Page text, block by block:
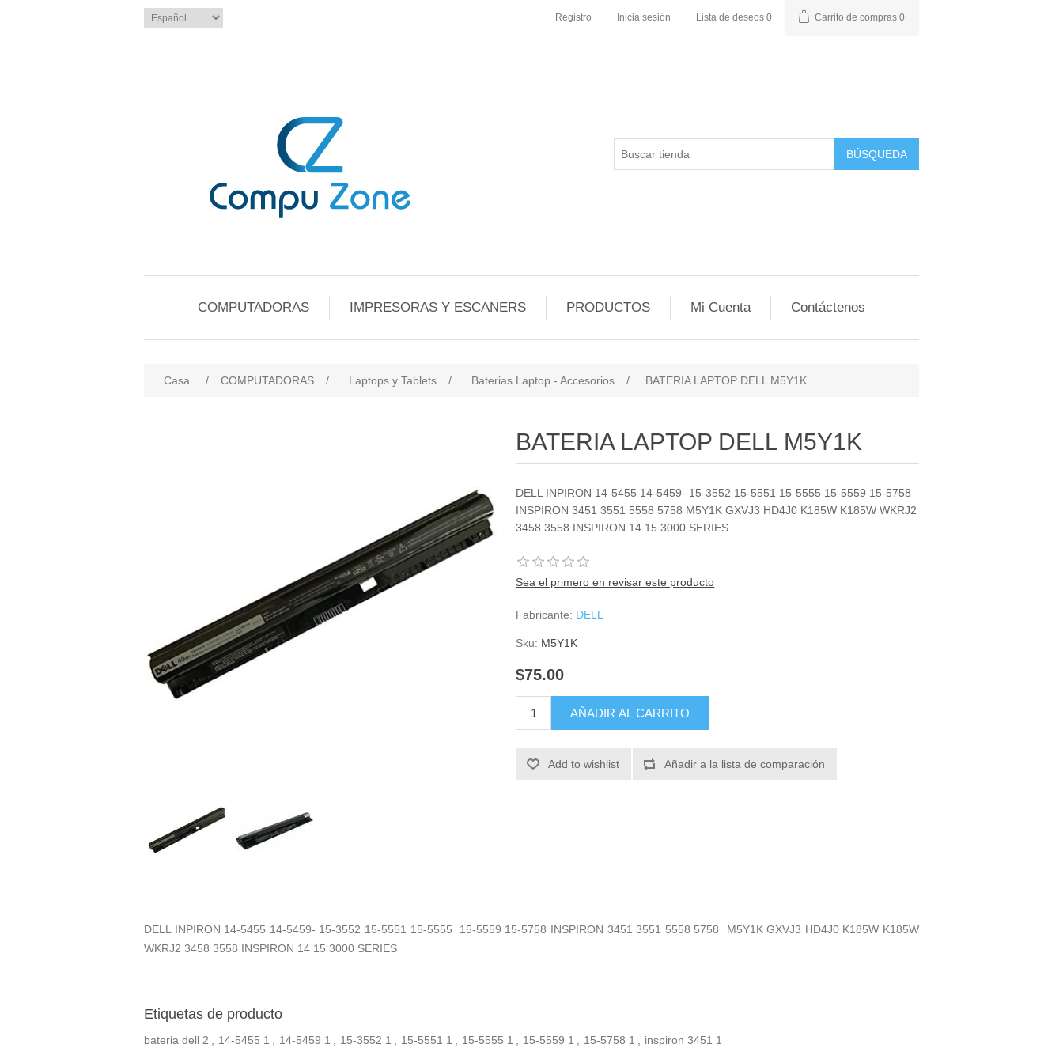
Registro Inicia sesión Lista de deseos 0 Carrito de compras 0
BÚSQUEDA
COMPUTADORAS IMPRESORAS Y ESCANERS PRODUCTOS Mi Cuenta Contáctenos
Casa / COMPUTADORAS / Laptops y Tablets / Baterias Laptop - Accesorios / BATERIA LAPTOP DELL M5Y1K
BATERIA LAPTOP DELL M5Y1K
DELL INPIRON 14-5455 14-5459- 15-3552 15-5551 15-5555 15-5559 15-5758
INSPIRON 3451 3551 5558 5758 M5Y1K GXVJ3 HD4J0 K185W K185W WKRJ2
3458 3558 INSPIRON 14 15 3000 SERIES
Sea el primero en revisar este producto
Fabricante: DELL
Sku: M5Y1K
$75.00
AÑADIR AL CARRITO
Add to wishlist Añadir a la lista de comparación
DELL INPIRON 14-5455 14-5459- 15-3552 15-5551 15-5555 15-5559 15-5758 INSPIRON 3451 3551 5558 5758 M5Y1K GXVJ3 HD4J0 K185W K185W
WKRJ2 3458 3558 INSPIRON 14 15 3000 SERIES
Etiquetas de producto
bateria dell 2 14-5455 1 14-5459 1 15-3552 1 15-5551 1 15-5555 1 15-5559 1 15-5758 1 inspiron 3451 1